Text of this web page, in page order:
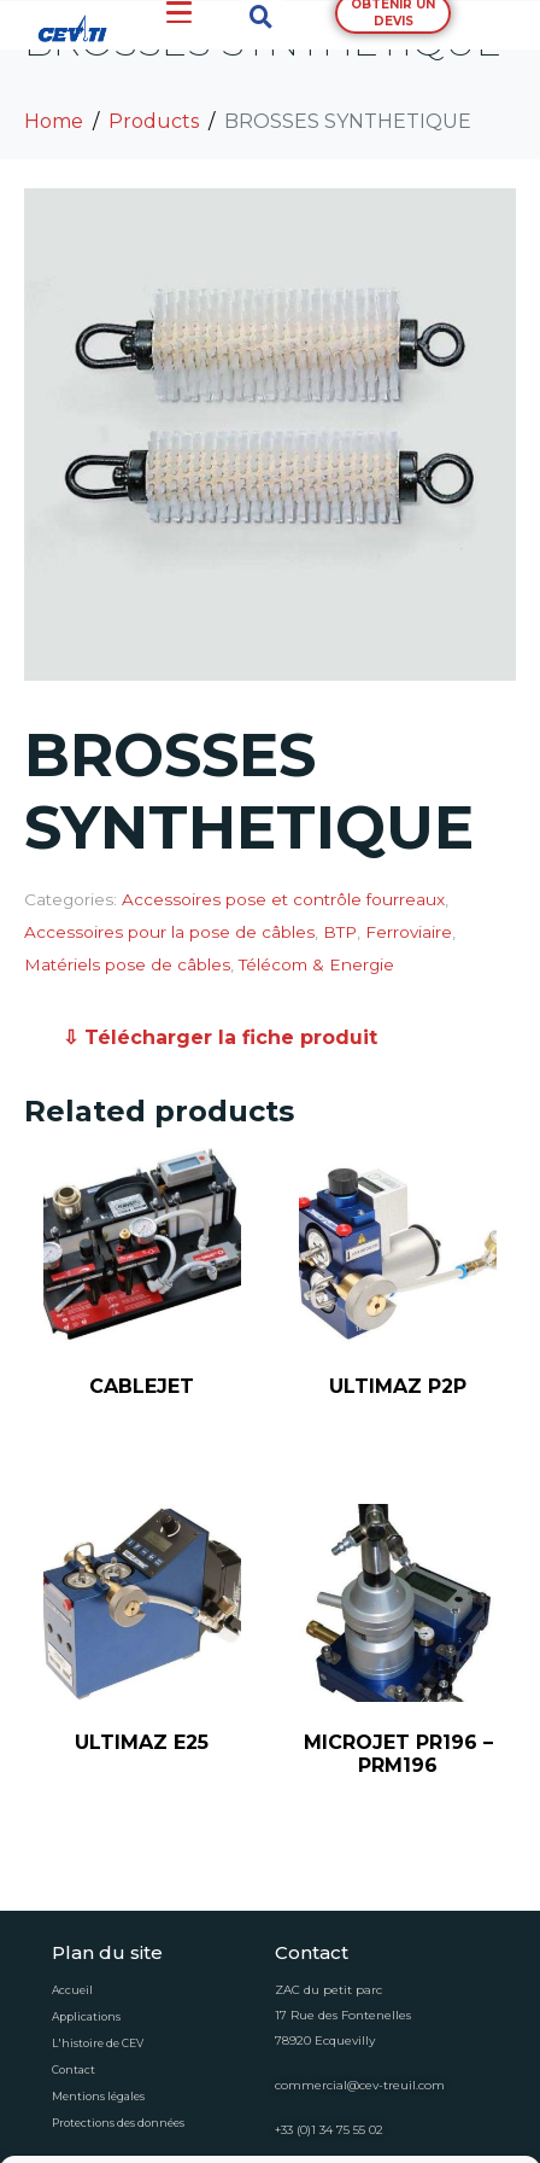
OBTENIR UN
DEVIS
BROSSES SYNTHETIQUE
Home Products BROSSES SYNTHETIQUE
BROSSES
SYNTHETIQUE
Categories: Accessoires pose et contrôle fourreaux
Accessoires pour la pose de câbles BTP Ferroviaire
Matériels pose de câbles ,Télécom & Energie
⇩ Télécharger la fiche produit
Related products
CABLEJET ULTIMAZ P2P
ULTIMAZ E25
MICROJET PR196 –
PRM196
Plan du site
Accueil
Applications
L'histoire de CEV
Contact
Mentions légales
Protections des données
Contact
ZAC du petit parc
17 Rue des Fontenelles
78920 Ecquevilly
commercial@cev-treuil.com
+33 (0)1 34 75 55 02